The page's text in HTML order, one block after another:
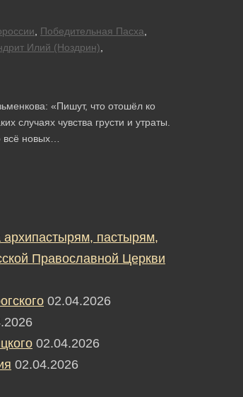
Победительная Пасха
Илий (Ноздрин)
«Пишут, что отошёл ко
случаях чувства грусти и утраты.
новых…
пастырям,
Православной Церкви
02.04.2026
02.04.2026
02.04.2026